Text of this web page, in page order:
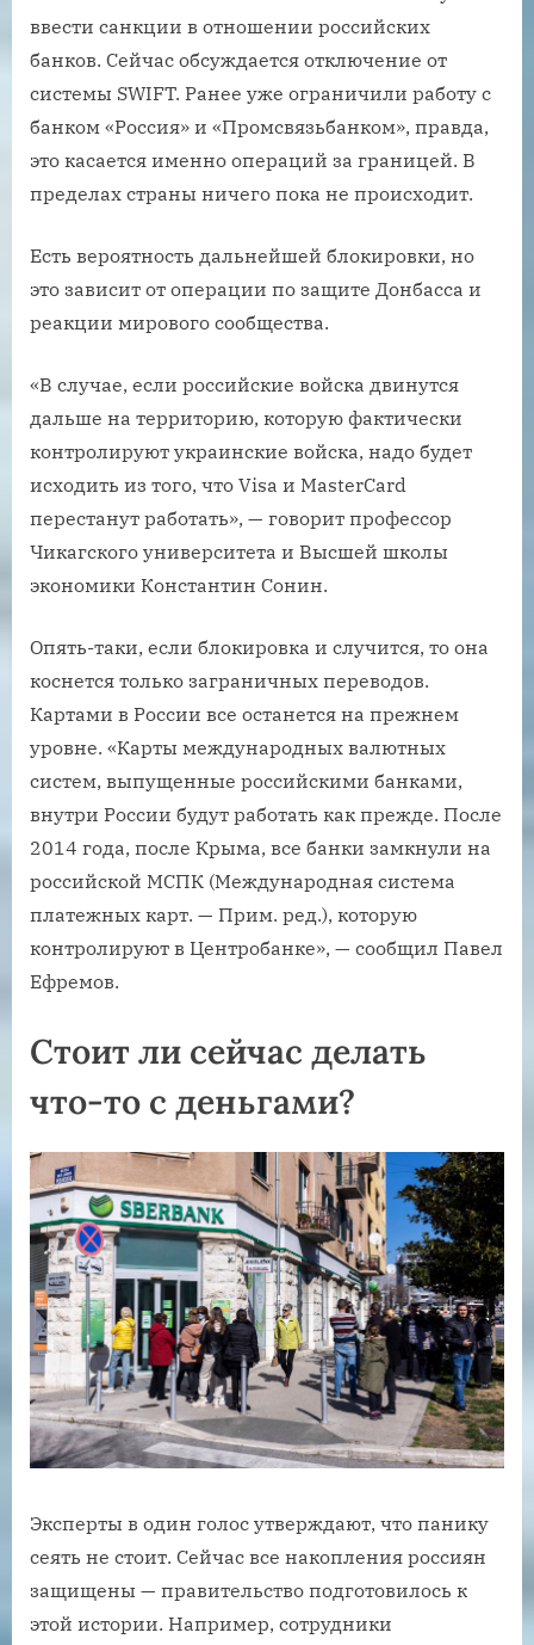
ввести санкции в отношении российских
банков. Сейчас обсуждается отключение от
системы SWIFT. Ранее уже ограничили работу с
банком «Россия» и «Промсвязьбанком», правда,
это касается именно операций за границей. В
пределах страны ничего пока не происходит.
Есть вероятность дальнейшей блокировки, но
это зависит от операции по защите Донбасса и
реакции мирового сообщества.
«В случае, если российские войска двинутся
дальше на территорию, которую фактически
контролируют украинские войска, надо будет
исходить из того, что Visa и MasterCard
перестанут работать», — говорит профессор
Чикагского университета и Высшей школы
экономики Константин Сонин.
Опять-таки, если блокировка и случится, то она
коснется только заграничных переводов.
Картами в России все останется на прежнем
уровне. «Карты международных валютных
систем, выпущенные российскими банками,
внутри России будут работать как прежде. После
2014 года, после Крыма, все банки замкнули на
российской МСПК (Международная система
платежных карт. — Прим. ред.), которую
контролируют в Центробанке», — сообщил Павел
Ефремов.
Стоит ли сейчас делать
что-то с деньгами?
Эксперты в один голос утверждают, что панику
сеять не стоит. Сейчас все накопления россиян
защищены — правительство подготовилось к
этой истории. Например, сотрудники